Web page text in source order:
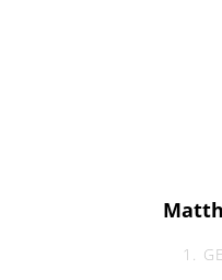
1.